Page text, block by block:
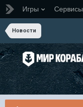
Игры Сервисы
Новости